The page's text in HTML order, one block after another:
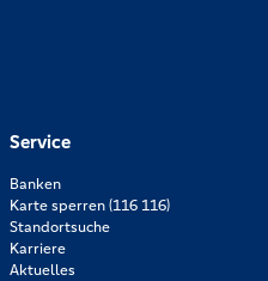
Service
Banken
Karte sperren (116 116)
Standortsuche
Karriere
Aktuelles